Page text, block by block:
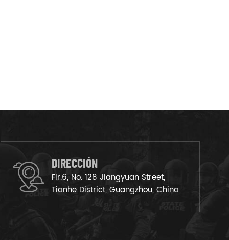
DIRECCIÓN
Flr.6, No. 128 Jiangyuan Street,
Tianhe District, Guangzhou, China